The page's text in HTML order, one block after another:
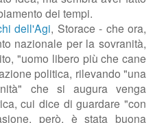
dei tempi.
dell'Agi, Storace - che ora,
nazionale per la sovranità,
"uomo libero più che cane
politica, rilevando "una
che si augura venga
cui dice di guardare "con
però, è stata buona